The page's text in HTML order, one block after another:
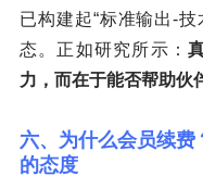
已构建起“标准输出-
态。正如研究所示：
力，而在于能否帮助伙
六、为什么会员续费
的态度